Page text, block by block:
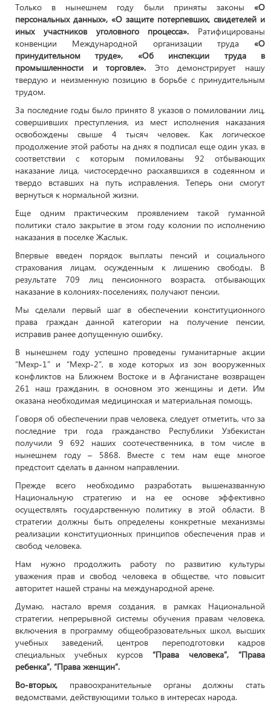
Только в нынешнем году были приняты законы «О
персональных данных», «О защите потерпевших, свидетелей и
иных участников уголовного процесса». Ратифицированы
конвенции Международной организации труда «О
принудительном труде», «Об инспекции труда в
промышленности и торговле». Это демонстрирует нашу
твердую и неизменную позицию в борьбе с принудительным
трудом.
За последние годы было принято 8 указов о помиловании лиц,
совершивших преступления, из мест исполнения наказания
освобождены свыше 4 тысяч человек. Как логическое
продолжение этой работы на днях я подписал еще один указ, в
соответствии с которым помилованы 92 отбывающих
наказание лица, чистосердечно раскаявшихся в содеянном и
твердо вставших на путь исправления. Теперь они смогут
вернуться к нормальной жизни.
Еще одним практическим проявлением такой гуманной
политики стало закрытие в этом году колонии по исполнению
наказания в поселке Жаслык.
Впервые введен порядок выплаты пенсий и социального
страхования лицам, осужденным к лишению свободы. В
результате 709 лиц пенсионного возраста, отбывающих
наказание в колониях-поселениях, получают пенсии.
Мы сделали первый шаг в обеспечении конституционного
права граждан данной категории на получение пенсии,
исправив ранее допущенную ошибку.
В нынешнем году успешно проведены гуманитарные акции
“Мехр-1” и “Мехр-2”, в ходе которых из зон вооруженных
конфликтов на Ближнем Востоке и в Афганистане возвращен
261 наш гражданин, в основном это женщины и дети. Им
оказана необходимая медицинская и материальная помощь.
Говоря об обеспечении прав человека, следует отметить, что за
последние три года гражданство Республики Узбекистан
получили 9 692 наших соотечественника, в том числе в
нынешнем году – 5868. Вместе с тем нам еще многое
предстоит сделать в данном направлении.
Прежде всего необходимо разработать вышеназванную
Национальную стратегию и на ее основе эффективно
осуществлять государственную политику в этой области. В
стратегии должны быть определены конкретные механизмы
реализации конституционных принципов обеспечения прав и
свобод человека.
Нам нужно продолжить работу по развитию культуры
уважения прав и свобод человека в обществе, что повысит
авторитет нашей страны на международной арене.
Думаю, настало время создания, в рамках Национальной
стратегии, непрерывной системы обучения правам человека,
включения в программу общеобразовательных школ, высших
учебных заведений, центров переподготовки кадров
специальных учебных курсов “Права человека”, “Права
ребенка”, “Права женщин”.
Во-вторых, правоохранительные органы должны стать
ведомствами, действующими только в интересах народа.